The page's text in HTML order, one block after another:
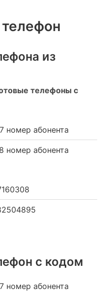
телефон
из
телефоны с
номер абонента
номер абонента
c кодом
номер абонента